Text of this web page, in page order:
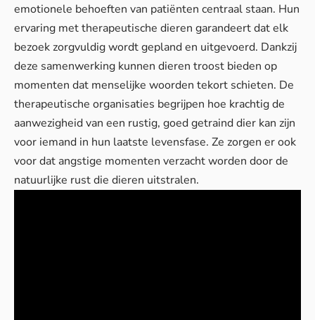
emotionele behoeften van patiënten centraal staan. Hun
ervaring met therapeutische dieren garandeert dat elk
bezoek zorgvuldig wordt gepland en uitgevoerd. Dankzij
deze samenwerking kunnen dieren troost bieden op
momenten dat menselijke woorden tekort schieten. De
therapeutische organisaties begrijpen hoe krachtig de
aanwezigheid van een rustig, goed getraind dier kan zijn
voor iemand in hun laatste levensfase. Ze zorgen er ook
voor dat angstige momenten verzacht worden door de
natuurlijke rust die dieren uitstralen.